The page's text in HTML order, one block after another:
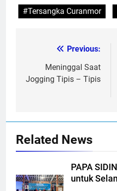
#Tersangka Curanmor
navigation
Previous:
Meninggal Saat
Jogging Tipis – Tipis
Related News
PAPA
untuk